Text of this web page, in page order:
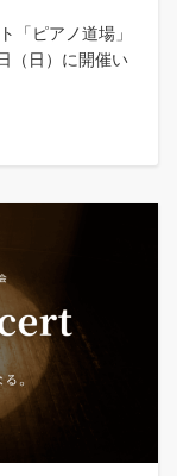
「ピアノ道場」
（日）に開催い